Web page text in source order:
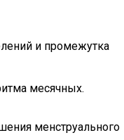
и промежутка
месячных.
менструального